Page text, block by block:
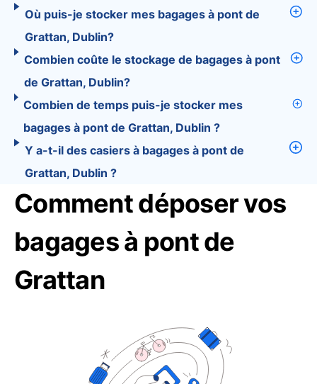
Où puis-je stocker mes bagages à pont de
Grattan, Dublin?
Combien coûte le stockage de bagages à pont
de Grattan, Dublin?
Combien de temps puis-je stocker mes
bagages à pont de Grattan, Dublin ?
Y a-t-il des casiers à bagages à pont de
Grattan, Dublin ?
Comment déposer vos
bagages à pont de
Grattan